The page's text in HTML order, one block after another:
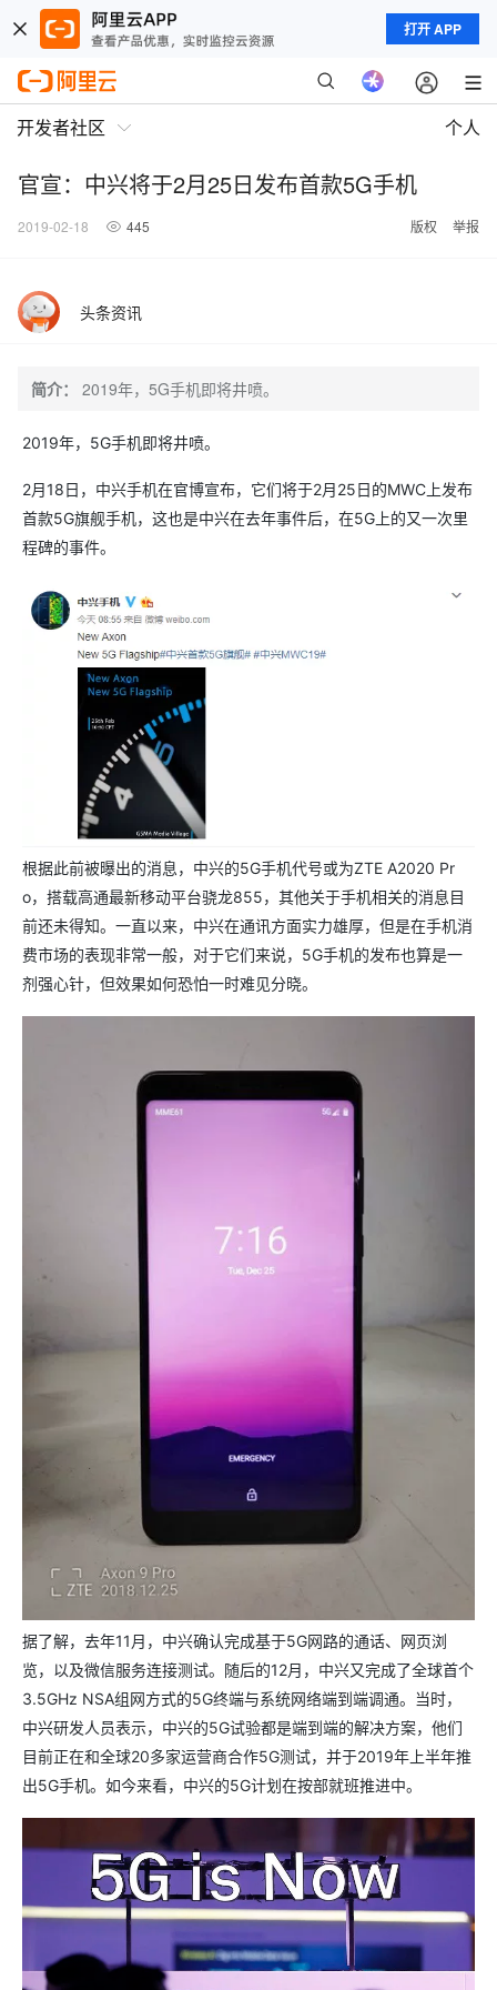
打开 APP
开发者社区 个人
官宣：中兴将于2月25日发布首款5G手机
2019-02-18 445 版权 举报
头条资讯
简介： 2019年，5G手机即将井喷。
2019年，5G手机即将井喷。
2月18日，中兴手机在官博宣布，它们将于2月25日的MWC上发布
首款5G旗舰手机，这也是中兴在去年事件后，在5G上的又一次里
程碑的事件。
根据此前被曝出的消息，中兴的5G手机代号或为ZTE A2020 Pr
o，搭载高通最新移动平台骁龙855，其他关于手机相关的消息目
前还未得知。一直以来，中兴在通讯方面实力雄厚，但是在手机消
费市场的表现非常一般，对于它们来说，5G手机的发布也算是一
剂强心针，但效果如何恐怕一时难见分晓。
据了解，去年11月，中兴确认完成基于5G网路的通话、网页浏
览，以及微信服务连接测试。随后的12月，中兴又完成了全球首个
3.5GHz NSA组网方式的5G终端与系统网络端到端调通。当时，
中兴研发人员表示，中兴的5G试验都是端到端的解决方案，他们
目前正在和全球20多家运营商合作5G测试，并于2019年上半年推
出5G手机。如今来看，中兴的5G计划在按部就班推进中。